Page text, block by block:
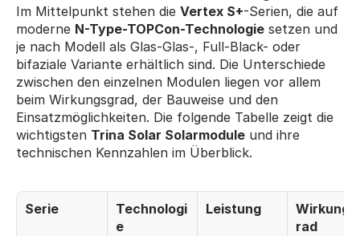
Im Mittelpunkt stehen die Vertex S+-Serien, die auf
moderne N-Type-TOPCon-Technologie setzen und
je nach Modell als Glas-Glas-, Full-Black- oder
bifaziale Variante erhältlich sind. Die Unterschiede
zwischen den einzelnen Modulen liegen vor allem
beim Wirkungsgrad, der Bauweise und den
Einsatzmöglichkeiten. Die folgende Tabelle zeigt die
wichtigsten Trina Solar Solarmodule und ihre
technischen Kennzahlen im Überblick.
Serie
Technologi
e
Leistung
rad